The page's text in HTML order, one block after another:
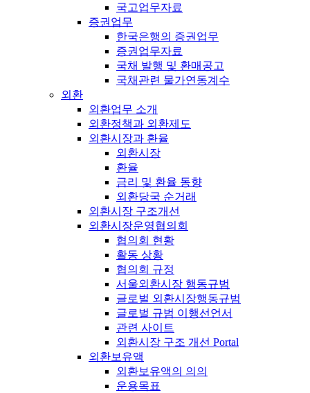
국고업무자료
증권업무
한국은행의 증권업무
증권업무자료
국채 발행 및 환매공고
국채관련 물가연동계수
외환
외환업무 소개
외환정책과 외환제도
외환시장과 환율
외환시장
환율
금리 및 환율 동향
외환당국 순거래
외환시장 구조개선
외환시장운영협의회
협의회 현황
활동 상황
협의회 규정
서울외환시장 행동규범
글로벌 외환시장행동규범
글로벌 규범 이행선언서
관련 사이트
외환시장 구조 개선 Portal
외환보유액
외환보유액의 의의
운용목표